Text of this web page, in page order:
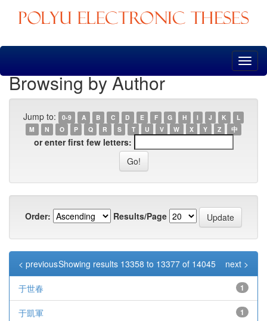
Skip
Browsing by Author
Jump to: 0-9 A B C D E F G H I J K
L
M
N O P Q R S T U V W X Y Z 中
or enter first few letters:
Order: Results/Page
Showing results 13358 to 13377 of 14045
< previous next >
于世春 1
于凱軍 1